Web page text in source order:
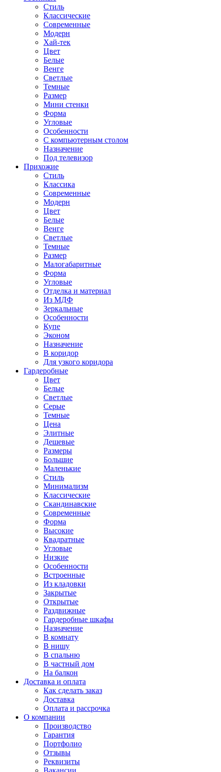
Стиль
Классические
Современные
Модерн
Хай-тек
Цвет
Белые
Венге
Светлые
Темные
Размер
Мини стенки
Форма
Угловые
Особенности
С компьютерным столом
Назначение
Под телевизор
Прихожие
Стиль
Классика
Современные
Модерн
Цвет
Белые
Венге
Светлые
Темные
Размер
Малогабаритные
Форма
Угловые
Отделка и материал
Из МДФ
Зеркальные
Особенности
Купе
Эконом
Назначение
В коридор
Для узкого коридора
Гардеробные
Цвет
Белые
Светлые
Серые
Темные
Цена
Элитные
Дешевые
Размеры
Большие
Маленькие
Стиль
Минимализм
Классические
Скандинавские
Современные
Форма
Высокие
Квадратные
Угловые
Низкие
Особенности
Встроенные
Из кладовки
Закрытые
Открытые
Раздвижные
Гардеробные шкафы
Назначение
В комнату
В нишу
В спальню
В частный дом
На балкон
Доставка и оплата
Как сделать заказ
Доставка
Оплата и рассрочка
О компании
Производство
Гарантия
Портфолио
Отзывы
Реквизиты
Вакансии